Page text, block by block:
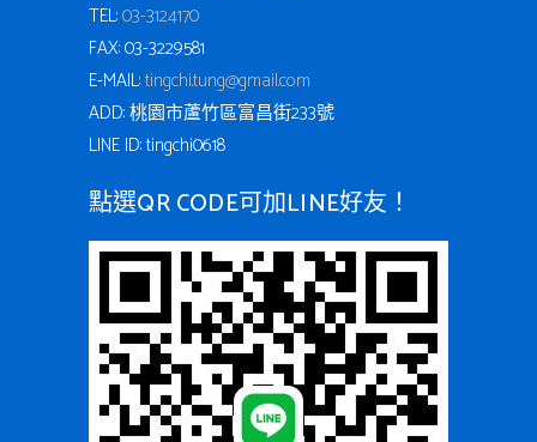
TEL:03-3124170
FAX: 03-3229581
E-MAIL:tingchi.tung@gmail.com
ADD: 桃園市蘆竹區富昌街233號
LINE ID: tingchi0618
點選QR CODE可加LINE好友！